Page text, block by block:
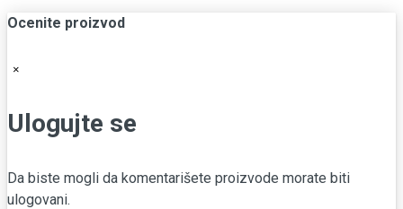
oceniti.
Ocenite proizvod
×
Ulogujte se
Da biste mogli da komentarišete proizvode morate biti
ulogovani.